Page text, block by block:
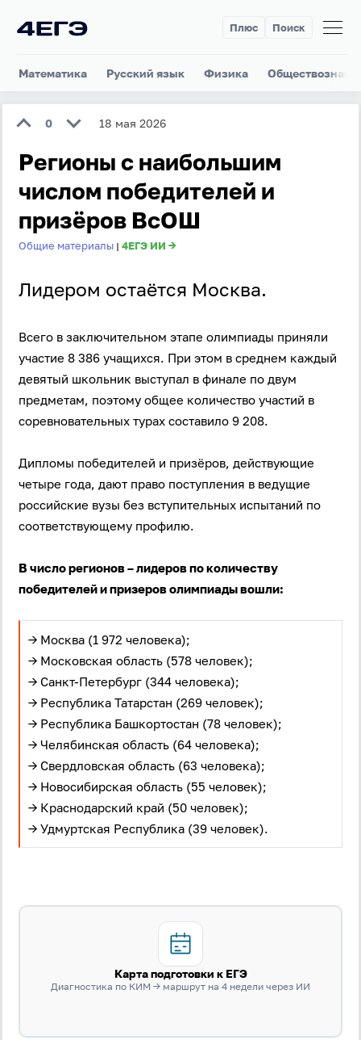
Плюс Поиск
Математика Русский язык Физика
0 18 мая 2026
Регионы с наибольшим
числом победителей и
призёров ВсОШ
Общие материалы | 4ЕГЭ ИИ →
Лидером остаётся Москва.
Всего в заключительном этапе олимпиады приняли
участие 8 386 учащихся. При этом в среднем каждый
девятый школьник выступал в финале по двум
предметам, поэтому общее количество участий в
соревновательных турах составило 9 208.
Дипломы победителей и призёров, действующие
четыре года, дают право поступления в ведущие
российские вузы без вступительных испытаний по
соответствующему профилю.
В число регионов – лидеров по количеству
победителей и призеров олимпиады вошли:
→ Москва (1 972 человека);
→ Московская область (578 человек);
→ Санкт-Петербург (344 человека);
→ Республика Татарстан (269 человек);
→ Республика Башкортостан (78 человек);
→ Челябинская область (64 человека);
→ Свердловская область (63 человека);
→ Новосибирская область (55 человек);
→ Краснодарский край (50 человек);
→ Удмуртская Республика (39 человек).
Карта подготовки к ЕГЭ
Диагностика по КИМ → маршрут на 4 недели через ИИ